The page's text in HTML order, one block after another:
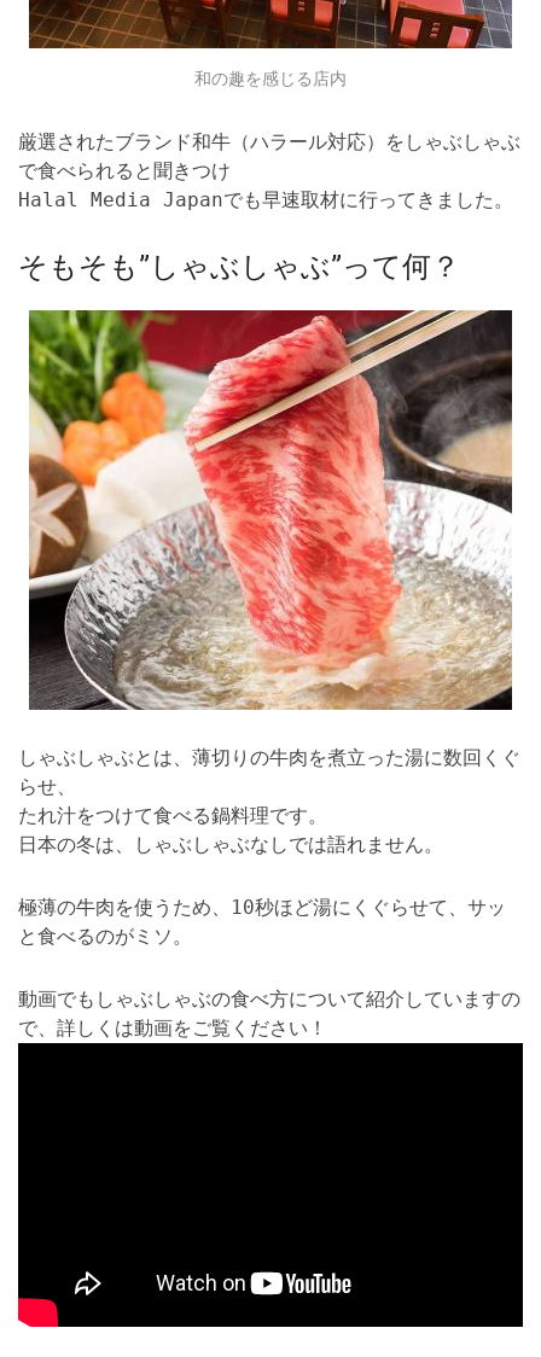
和の趣を感じる店内
厳選されたブランド和牛（ハラール対応）をしゃぶしゃぶ
で食べられると聞きつけ
Halal Media Japanでも早速取材に行ってきました。
そもそも”しゃぶしゃぶ”って何？
しゃぶしゃぶとは、薄切りの牛肉を煮立った湯に数回くぐ
らせ、
たれ汁をつけて食べる鍋料理です。
日本の冬は、しゃぶしゃぶなしでは語れません。
極薄の牛肉を使うため、10秒ほど湯にくぐらせて、サッ
と食べるのがミソ。
動画でもしゃぶしゃぶの食べ方について紹介していますの
で、詳しくは動画をご覧ください！